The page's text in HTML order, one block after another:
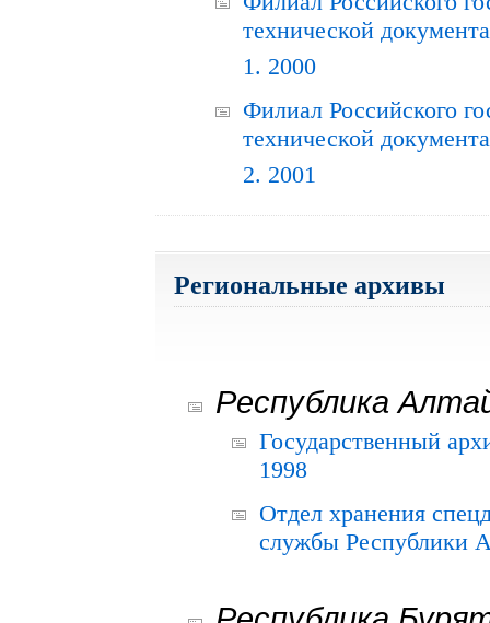
технической
1. 2000
Филиал Российского
технической
2. 2001
Региональные архивы
Республика
Государственный
1998
Отдел хранения
службы Республики